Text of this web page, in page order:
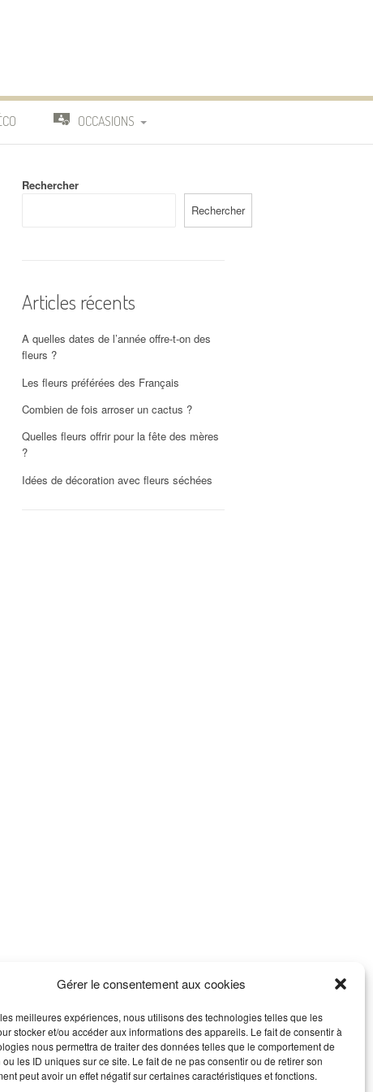
Gérer le consentement aux cookies
meilleures expériences, nous utilisons des technologies telles que les
stocker et/ou accéder aux informations des appareils. Le fait de consentir à
nous permettra de traiter des données telles que le comportement de
les ID uniques sur ce site. Le fait de ne pas consentir ou de retirer son
peut avoir un effet négatif sur certaines caractéristiques et fonctions.
OCCASIONS
Rechercher
Rechercher
Articles récents
A quelles dates de l’année offre-t-on des
fleurs ?
Les fleurs préférées des Français
Combien de fois arroser un cactus ?
Quelles fleurs offrir pour la fête des mères
?
Idées de décoration avec fleurs séchées